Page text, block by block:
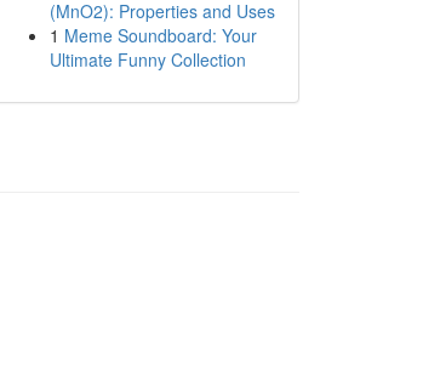
(MnO2): Properties and Uses
1 Meme Soundboard: Your
Ultimate Funny Collection